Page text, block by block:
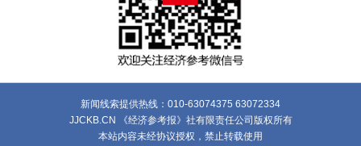
新闻线索提供热线：010-63074375 63072334
JJCKB.CN 《经济参考报》社有限责任公司版权所有
本站内容未经协议授权，禁止转载使用